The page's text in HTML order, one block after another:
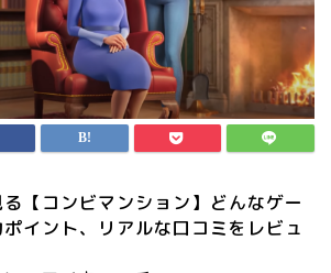
【コンビマンション】どんなゲー
イント、リアルな口コミをレビュ